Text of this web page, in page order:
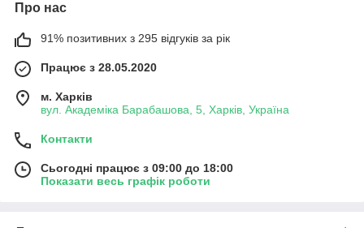
Про нас
91% позитивних з 295 відгуків за рік
Працює з 28.05.2020
м. Харків
вул. Академіка Барабашова, 5, Харків, Україна
Контакти
Сьогодні працює з 09:00 до 18:00
Показати весь графік роботи